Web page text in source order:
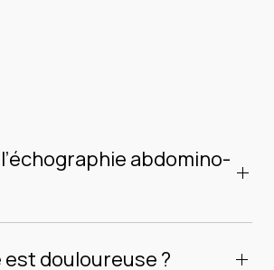
abdomino-
un grand nombre d’organes
motif de l’examen, les structures
douloureuse ?